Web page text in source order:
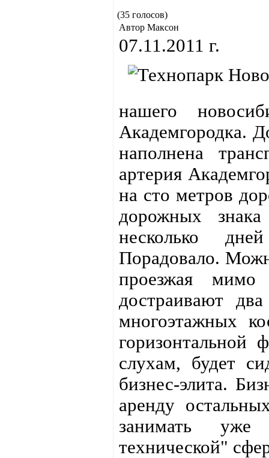
(35 голосов)
Автор Максон
07.11.2011 г.
нашего
Академгородка.
наполнена
артерия
на сто метров
дорожных
несколько
Порадовало.
проезжая
достраивают
многоэтажных
горизонтальной
слухам, будет
бизнес-элита.
аренду
занимать уже
технической"